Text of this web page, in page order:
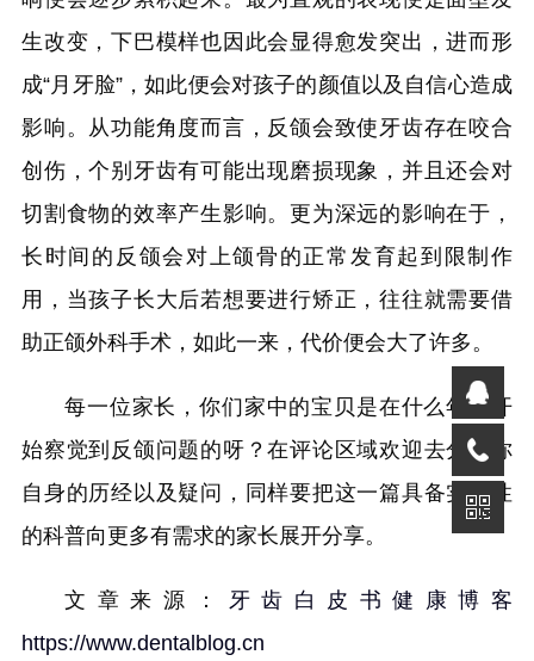
生改变，下巴模样也因此会显得愈发突出，进而形
成“月牙脸”，如此便会对孩子的颜值以及自信心造成
影响。从功能角度而言，反颌会致使牙齿存在咬合
创伤，个别牙齿有可能出现磨损现象，并且还会对
切割食物的效率产生影响。更为深远的影响在于，
长时间的反颌会对上颌骨的正常发育起到限制作
用，当孩子长大后若想要进行矫正，往往就需要借
助正颌外科手术，如此一来，代价便会大了许多。
每一位家长，你们家中的宝贝是在什么年岁开
始察觉到反颌问题的呀？在评论区域欢迎去分享你
自身的历经以及疑问，同样要把这一篇具备实用性
的科普向更多有需求的家长展开分享。
文章来源： 牙齿白皮书健康博客
https://www.dentalblog.cn